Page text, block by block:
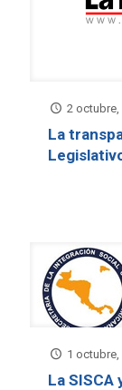
2 octubre,
La
1 octubre,
La SISCA